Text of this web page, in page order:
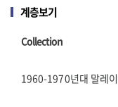
계층보기
Collection
1960-1970년대 말레